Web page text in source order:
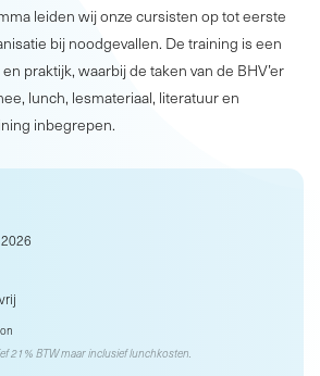
leiden wij onze cursisten op tot eerste
bij noodgevallen. De training is een
praktijk, waarbij de taken van de BHV’er
lunch, lesmateriaal, literatuur en
inbegrepen.
21% BTW maar inclusief lunchkosten.